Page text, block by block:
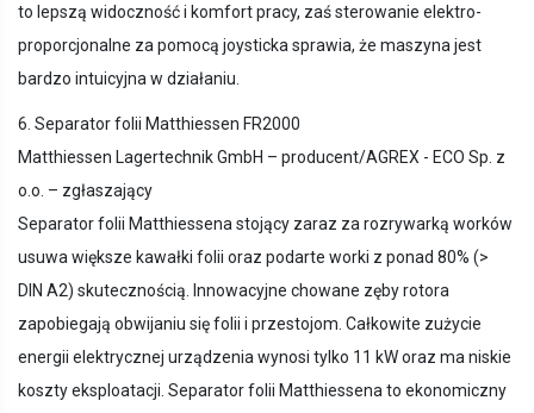
to lepszą widoczność i komfort pracy, zaś sterowanie elektro-
proporcjonalne za pomocą joysticka sprawia, że maszyna jest
bardzo intuicyjna w działaniu.
6. Separator folii Matthiessen FR2000
Matthiessen Lagertechnik GmbH – producent/AGREX - ECO Sp. z
o.o. – zgłaszający
Separator folii Matthiessena stojący zaraz za rozrywarką worków
usuwa większe kawałki folii oraz podarte worki z ponad 80% (>
DIN A2) skutecznością. Innowacyjne chowane zęby rotora
zapobiegają obwijaniu się folii i przestojom. Całkowite zużycie
energii elektrycznej urządzenia wynosi tylko 11 kW oraz ma niskie
koszty eksploatacji. Separator folii Matthiessena to ekonomiczny